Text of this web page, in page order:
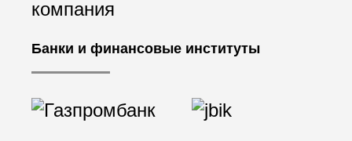
Банки и финансовые институты